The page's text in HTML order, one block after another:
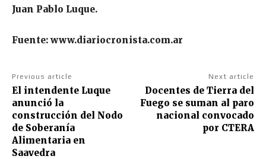
Juan Pablo Luque.
Fuente: www.diariocronista.com.ar
Previous article
El intendente Luque
anunció la
construcción del Nodo
de Soberanía
Alimentaria en
Saavedra
Next article
Docentes de Tierra del
Fuego se suman al paro
nacional convocado
por CTERA